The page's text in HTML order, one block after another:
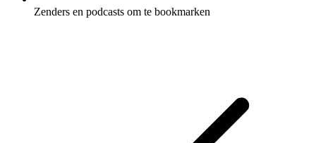
Zenders en podcasts om te bookmarken